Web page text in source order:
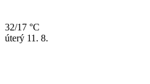
32/17 °C
úterý 11. 8.